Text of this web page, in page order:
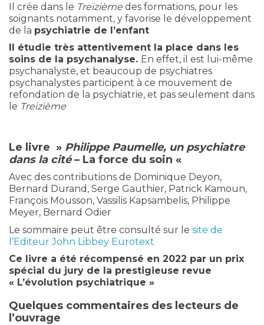
Il crée dans le Treizième des formations, pour les
soignants notamment, y favorise le développement
de la psychiatrie de l’enfant
Il étudie très attentivement la place dans les
soins de la psychanalyse. En effet, il est lui-même
psychanalyste, et beaucoup de psychiatres
psychanalystes participent à ce mouvement de
refondation de la psychiatrie, et pas seulement dans
le Treizième
Le livre » Philippe Paumelle, un psychiatre
dans la cité– La force du soin «
Avec des contributions de Dominique Deyon,
Bernard Durand, Serge Gauthier, Patrick Kamoun,
François Mousson, Vassilis Kapsambelis, Philippe
Meyer, Bernard Odier
Le sommaire peut être consulté sur le site de
l’Editeur John Libbey Eurotext
Ce livre a été récompensé en 2022 par un prix
spécial du jury de la prestigieuse revue
« L’évolution psychiatrique »
Quelques commentaires des lecteurs de
l’ouvrage